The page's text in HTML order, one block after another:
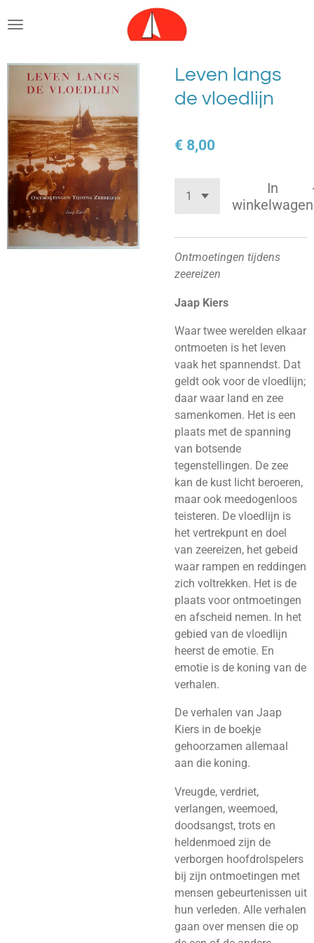
direct
de
hoofdinhoud
Leven langs
de vloedlijn
€ 8,00
In
winkelwagen
Ontmoetingen tijdens
zeereizen
Jaap Kiers
Waar twee werelden elkaar
ontmoeten is het leven
vaak het spannendst. Dat
geldt ook voor de vloedlijn;
daar waar land en zee
samenkomen. Het is een
plaats met de spanning
van botsende
tegenstellingen. De zee
kan de kust licht beroeren,
maar ook meedogenloos
teisteren. De vloedlijn is
het vertrekpunt en doel
van zeereizen, het gebeid
waar rampen en reddingen
zich voltrekken. Het is de
plaats voor ontmoetingen
en afscheid nemen. In het
gebied van de vloedlijn
heerst de emotie. En
emotie is de koning van de
verhalen.
De verhalen van Jaap
Kiers in de boekje
gehoorzamen allemaal
aan die koning.
Vreugde, verdriet,
verlangen, weemoed,
doodsangst, trots en
heldenmoed zijn de
verborgen hoofdrolspelers
bij zijn ontmoetingen met
mensen gebeurtenissen uit
hun verleden. Alle verhalen
gaan over mensen die op